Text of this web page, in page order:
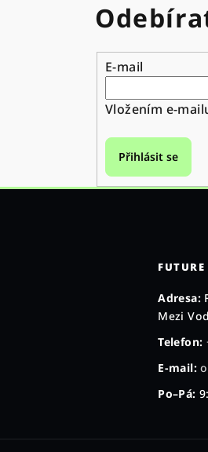
E-mail
Vložením e-
Přihlásit se
Adresa:
Mezi
Telefon:
E-mail:
Po–Pá: